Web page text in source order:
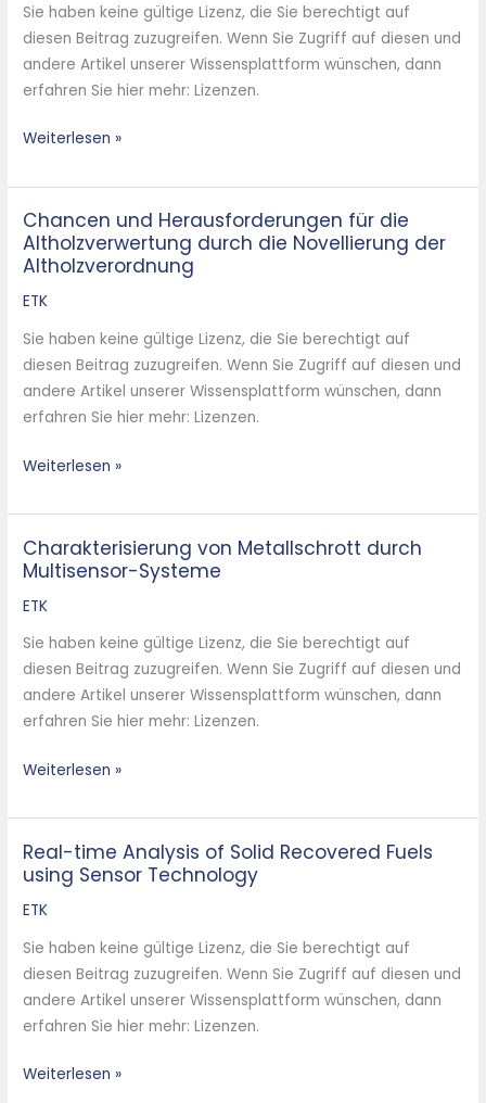
Sie haben keine gültige Lizenz, die Sie berechtigt auf
diesen Beitrag zuzugreifen. Wenn Sie Zugriff auf diesen und
andere Artikel unserer Wissensplattform wünschen, dann
erfahren Sie hier mehr: Lizenzen.
in
Recyclingnetzen
Weiterlesen »
Chancen und Herausforderungen für die
Altholzverwertung durch die Novellierung der
Altholzverordnung
ETK
Sie haben keine gültige Lizenz, die Sie berechtigt auf
diesen Beitrag zuzugreifen. Wenn Sie Zugriff auf diesen und
andere Artikel unserer Wissensplattform wünschen, dann
erfahren Sie hier mehr: Lizenzen.
Chancen
und
Herausforderungen
für
Altholzverwertung
der
Weiterlesen »
Charakterisierung von Metallschrott durch
Multisensor-Systeme
ETK
Sie haben keine gültige Lizenz, die Sie berechtigt auf
diesen Beitrag zuzugreifen. Wenn Sie Zugriff auf diesen und
andere Artikel unserer Wissensplattform wünschen, dann
erfahren Sie hier mehr: Lizenzen.
Charakterisierung
von
Metallschrott
Multisensor-
Systeme
Weiterlesen »
Real-time Analysis of Solid Recovered Fuels
using Sensor Technology
ETK
Sie haben keine gültige Lizenz, die Sie berechtigt auf
diesen Beitrag zuzugreifen. Wenn Sie Zugriff auf diesen und
andere Artikel unserer Wissensplattform wünschen, dann
erfahren Sie hier mehr: Lizenzen.
Real-
time
Analysis
Solid
Recovered
Fuels
using
Weiterlesen »